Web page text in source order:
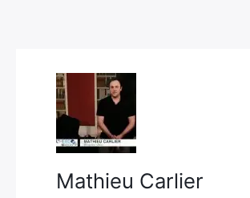
Mathieu Carlier